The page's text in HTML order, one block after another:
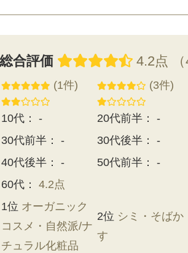
総合評価 4.2点
(1件) (3件)
10代： -
20代前半： -
30代前半： -
30代後半： -
40代後半： -
50代前半： -
60代： 4.2点
1位 オーガニック
コスメ・自然派/ナ
チュラル化粧品
2位 シミ・そばか
す